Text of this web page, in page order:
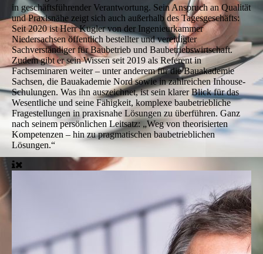
in geschäftsführender Verantwortung. Sein Anspruch an Qualität
und Praxisnähe zeigt sich auch außerhalb des Tagesgeschäfts:
Seit 2020 ist Herr Kugler von der Ingenieurkammer
Niedersachsen öffentlich bestellter und vereidigter
Sachverständiger für Baubetrieb und Baubetriebswirtschaft.
Zudem gibt er sein Wissen seit 2019 als Referent in
Fachseminaren weiter – unter anderem für die Bauakademie
Sachsen, die Bauakademie Nord sowie in zahlreichen Inhouse-
Schulungen. Was ihn auszeichnet, ist sein klarer Blick für das
Wesentliche und seine Fähigkeit, komplexe baubetriebliche
Fragestellungen in praxisnahe Lösungen zu überführen. Ganz
nach seinem persönlichen Leitsatz: „Weg von theorisierten
Kompetenzen – hin zu pragmatischen baubetrieblichen
Lösungen.“